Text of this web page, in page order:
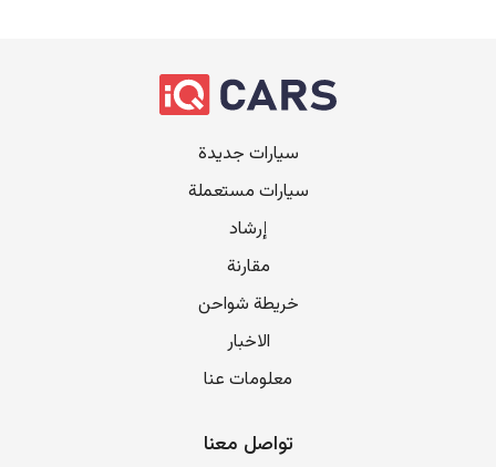
سيارات جديدة
سيارات مستعملة
إرشاد
مقارنة
خريطة شواحن
الاخبار
معلومات عنا
تواصل معنا